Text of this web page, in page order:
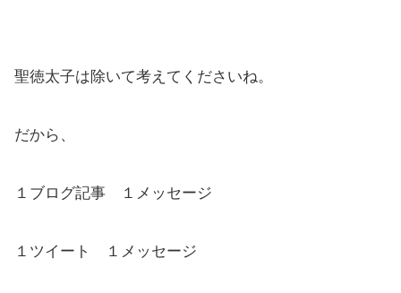
聖徳太子は除いて考えてくださいね。
だから、
１ブログ記事 １メッセージ
１ツイート １メッセージ